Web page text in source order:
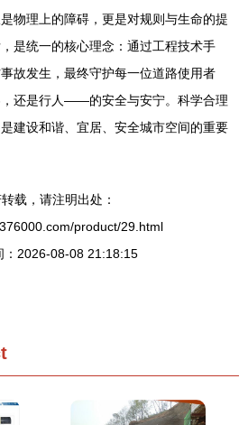
物理上的障碍，更是对规则与生命的提
是统一的核心理念：通过工程技术手
故发生，最终守护每一位道路使用者
还是行人——的安全与安宁。科学合理
建设和谐、宜居、安全城市空间的重要
载，请注明出处：
product/29.html
：2026-08-08 21:18:15